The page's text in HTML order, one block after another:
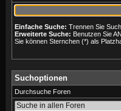
Einfache Suche: Trennen Sie
Erweiterte Suche: Benutzen Sie
Sie können Sternchen (*) als
Suchoptionen
Durchsuche Foren